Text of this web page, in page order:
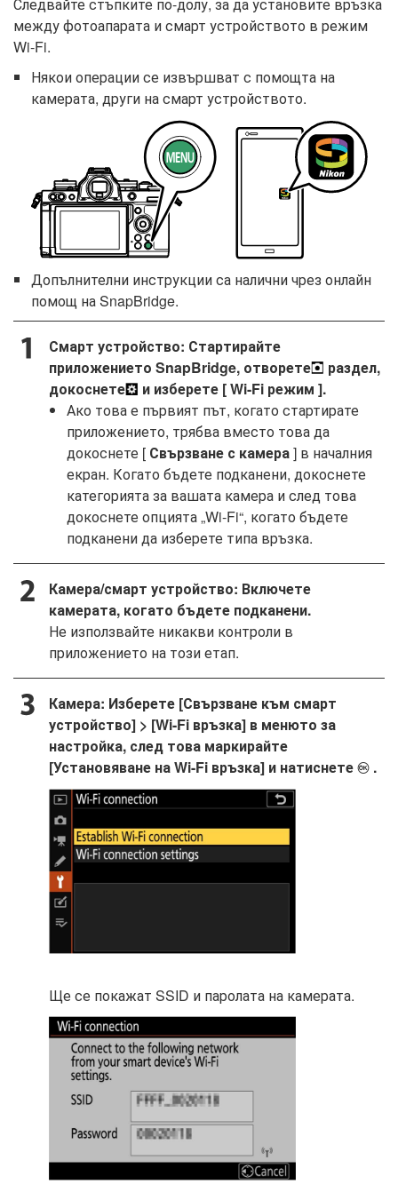
между фотоапарата и смарт устройството в режим
Wi-Fi.
Някои операции се извършват с помощта на
камерата, други на смарт устройството.
Допълнителни инструкции са налични чрез онлайн
помощ на SnapBridge.
Смарт устройство: Стартирайте
приложението SnapBridge, отворете
раздел,
докоснете
и изберете [Wi-Fi режим ].
Ако това е първият път, когато стартирате
приложението, трябва вместо това да
докоснете [ Свързване с камера] в началния
екран. Когато бъдете подканени, докоснете
категорията за вашата камера и след това
докоснете опцията „Wi-Fi“, когато бъдете
подканени да изберете типа връзка.
Камера/смарт устройство: Включете
камерата, когато бъдете подканени.
Не използвайте никакви контроли в
приложението на този етап.
Камера: Изберете [Свързване към смарт
устройство] > [Wi-Fi връзка] в менюто за
настройка, след това маркирайте
[Установяване на Wi-Fi връзка] и натиснете J .
Ще се покажат SSID и паролата на камерата.